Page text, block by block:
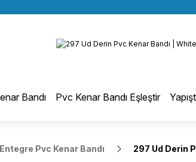
BÜTÜN ALIŞVERİŞLERİNİZDE
KREDİ KARTINA 6 TAKSİT
Bandı Pvc Kenar Bandı Eşleştir
Pvc Kenar Bandı 297 Ud Derin
Eğri Kenar Hotmelt Tutkalı